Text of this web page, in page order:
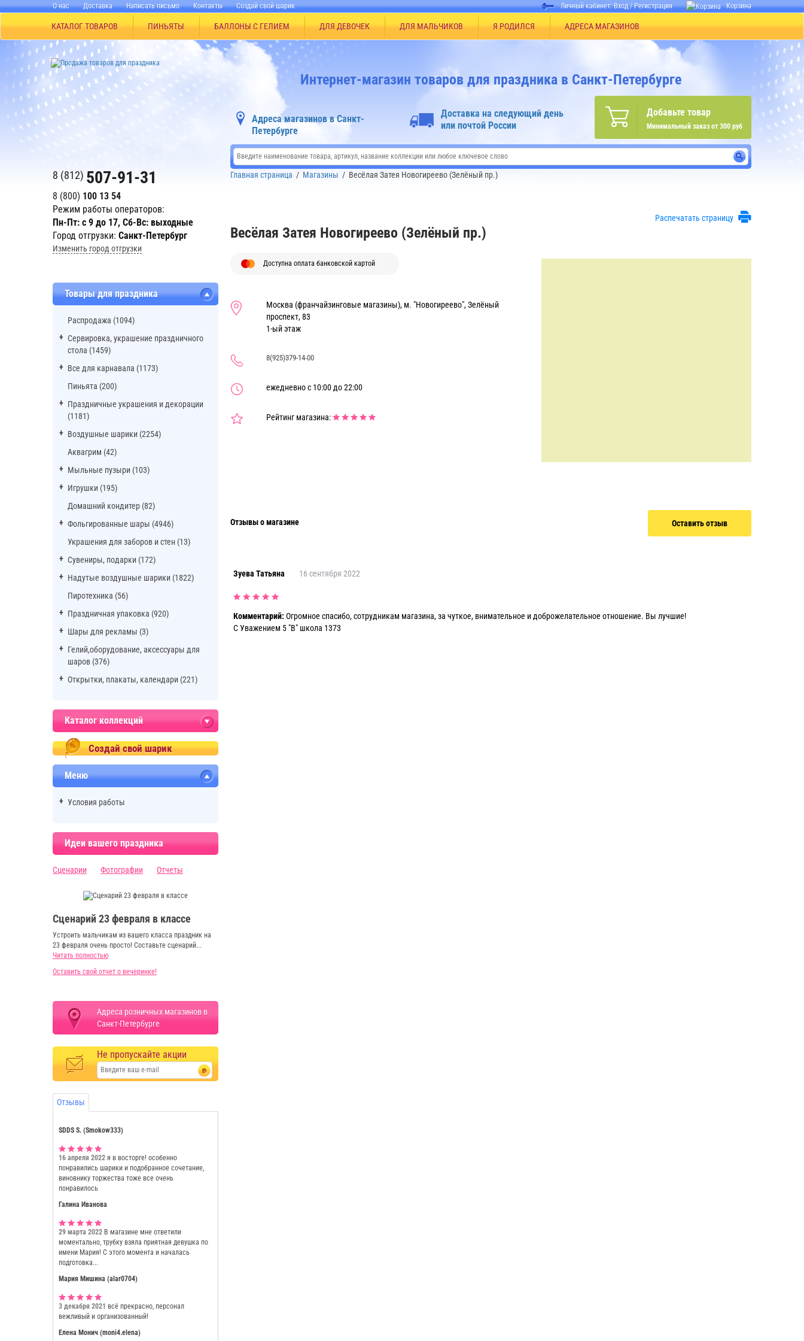
О нас Доставка Написать письмо Контакты Создай свой шарик Личный кабинет:Вход/Регистрация Корзина
КАТАЛОГ ТОВАРОВ ПИНЬЯТЫ БАЛЛОНЫ С ГЕЛИЕМ ДЛЯ ДЕВОЧЕК ДЛЯ МАЛЬЧИКОВ Я РОДИЛСЯ АДРЕСА МАГАЗИНОВ
8 (812) 507-91-31
8 (800) 100 13 54
Режим работы операторов:
Пн-Пт: с 9 до 17, Сб-Вс: выходные
Город отгрузки: Санкт-Петербург
Изменить город отгрузки
Товары для праздника
Распродажа (1094)
Сервировка, украшение праздничного
стола (1459)
Все для карнавала (1173)
Пиньята (200)
Праздничные украшения и декорации
(1181)
Воздушные шарики (2254)
Аквагрим (42)
Мыльные пузыри (103)
Игрушки (195)
Домашний кондитер (82)
Фольгированные шары (4946)
Украшения для заборов и стен (13)
Сувениры, подарки (172)
Надутые воздушные шарики (1822)
Пиротехника (56)
Праздничная упаковка (920)
Шары для рекламы (3)
Гелий,оборудование, аксессуары для
шаров (376)
Открытки, плакаты, календари (221)
Каталог коллекций
Создай свой шарик
Меню
Условия работы
Идеи вашего праздника
Сценарии Фотографии Отчеты
Сценарий 23 февраля в классе
Устроить мальчикам из вашего класса праздник на
23 февраля очень просто! Составьте сценарий...
Читать полностью
Оставить свой отчет о вечеринке!
Адреса розничных магазинов в
Санкт-Петербурге
Не пропускайте акции
Отзывы
SDDS S. (Smokow333)
16 апреля 2022 я в восторге! особенно
понравились шарики и подобранное сочетание,
виновнику торжества тоже все очень
понравилось
Галина Иванова
29 марта 2022 В магазине мне ответили
моментально, трубку взяла приятная девушка по
имени Мария! С этого момента и началась
подготовка...
Мария Мишина (alar0704)
3 декабря 2021 всё прекрасно, персонал
вежливый и организованный!
Елена Монич (moni4.elena)
Интернет-магазин товаров для праздника в Санкт-Петербурге
Добавьте товар
Минимальный заказ от 300 руб
Адреса магазинов в Санкт-
Петербурге
Доставка на следующий день
или почтой России
Главная страница / Магазины / Весёлая Затея Новогиреево (Зелёный пр.)
Распечатать страницу
Весёлая Затея Новогиреево (Зелёный пр.)
Доступна оплата банковской картой
Москва (франчайзинговые магазины), м. "Новогиреево", Зелёный
проспект, 83
1-ый этаж
8(925)379-14-00
ежедневно с 10:00 до 22:00
Рейтинг магазина:
Отзывы о магазине Оставить отзыв
Зуева Татьяна 16 сентября 2022
Комментарий: Огромное спасибо, сотрудникам магазина, за чуткое, внимательное и доброжелательное отношение. Вы лучшие!
С Уважением 5 "В" школа 1373